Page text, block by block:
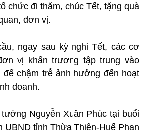
chức đi thăm, chúc Tết, tặng quà
đơn vị.
ngay sau kỳ nghỉ Tết, các cơ
vị khẩn trương tập trung vào
để chậm trễ ảnh hưởng đến hoạt
doanh.
Nguyễn Xuân Phúc tại buổi
UBND tỉnh Thừa Thiên-Huế Phan